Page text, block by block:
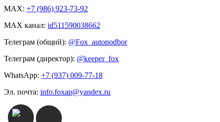
MAX: +7 (986) 923-73-92
MAX канал: id511590038662
Телеграм (общий): @Fox_autopodbor
Телеграм (директор): @keeper_fox
WhatsApp: +7 (937) 009-77-18
Эл. почта: info.foxap@yandex.ru